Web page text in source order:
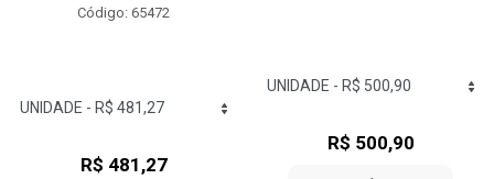
R$ 442,53